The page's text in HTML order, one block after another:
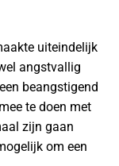
uiteindelijk
angstvallig
beangstigend
te doen met
zijn gaan
om een